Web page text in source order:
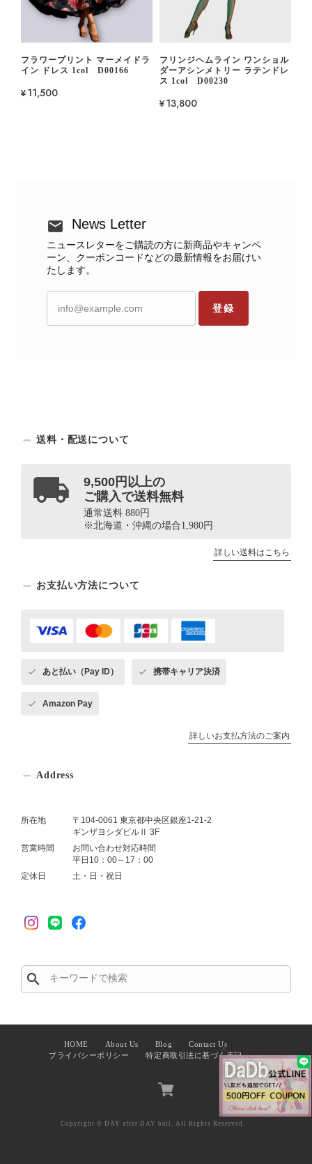
フラワープリント マーメイドラ
イン ドレス 1col D00166
¥11,500
フリンジヘムライン ワンショル
ダーアシンメトリー ラテンドレ
ス 1col D00230
¥13,800
News Letter
ニュースレターをご購読の方に新商品やキャンペ
ーン、クーポンコードなどの最新情報をお届けい
たします。
登録
送料・配送について
9,500円以上の
ご購入で送料無料
通常送料 880円
※北海道・沖縄の場合1,980円
詳しい送料はこちら
お支払い方法について
あと払い（Pay ID） 携帯キャリア決済
Amazon Pay
詳しいお支払方法のご案内
Address
所在地
〒104-0061 東京都中央区銀座1-21-2
ギンザヨシダビルⅡ 3F
営業時間
お問い合わせ対応時間
平日10：00～17：00
定休日
土・日・祝日
search
HOME About Us Blog
Contact Us
プライバシーポリシー
特定商取引法に基づく表記
Copyright © DAY after DAY ball. All Rights Reserved.
✕